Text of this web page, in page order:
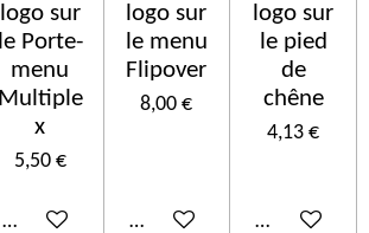
logo sur
le Porte-
menu
Multiple
x
5,50 €
Añadir al carrito
logo sur
le menu
Flipover
8,00 €
Añadir al carrito
logo sur
le pied
de
chêne
4,13 €
Añadir al